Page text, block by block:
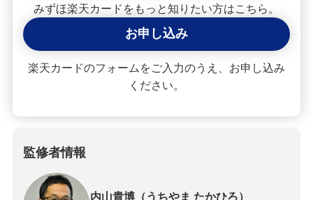
みずほ楽天カードをもっと知りたい方はこちら。
お申し込み
楽天カードのフォームをご入力のうえ、お申し込み
ください。
監修者情報
内山貴博（うちやま たかひろ）